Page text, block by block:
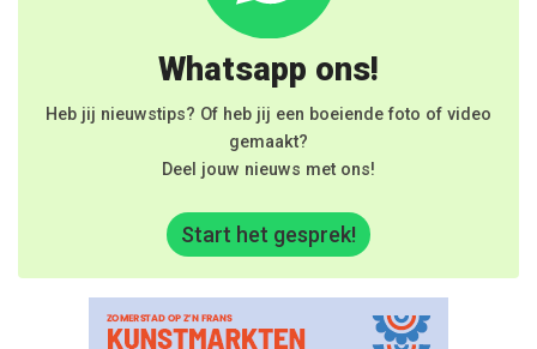
Whatsapp ons!
Heb jij nieuwstips? Of heb jij een boeiende foto of video
gemaakt?
Deel jouw nieuws met ons!
Start het gesprek!